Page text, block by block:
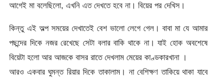
আগেই মা বলেছিলো, এখনি এত দেখতে হবে না। বিয়ের পর দেখিস।
কিন্তু এই অল্প সময়ের দেখাতেই বেশ ভালো লেগে গেল। বাবা মা যে আমার
পছন্দের দিকে নজর রেখেছে সেটা বলার বাকি থাকে না। যাই হোক অবশেষে
বিয়েটা হলো আর আজকে বাসর রাতে দেখলাম মেয়ের কাণ্ডকারখানা ।
আরও একবার ঘুমন্ত রিয়ার দিকে তাকালাম। না বেশিক্ষণ তাকিয়ে থাকা যাবে